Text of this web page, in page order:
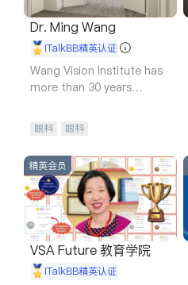
Dr. Ming Wang
iTalkBB精英认证
Wang Vision Institute has
more than 30 years
眼科 眼科
精英会员
VSA Future 教育学院
iTalkBB精英认证